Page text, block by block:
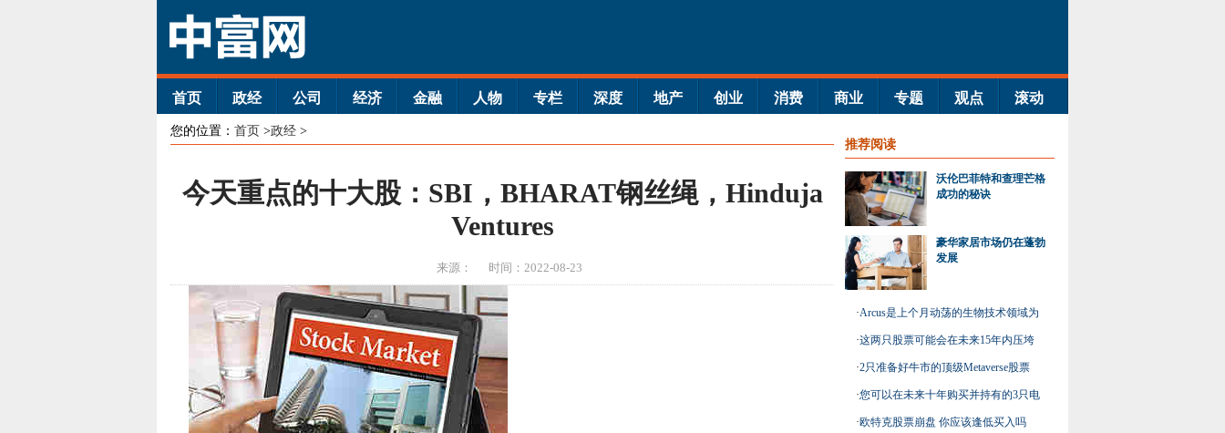
首页 政经 公司 经济 金融 人物 专栏 深度 地产 创业 消费 商业 专题 观点 滚动
您的位置： 首页 >政经 >
今天重点的十大股：SBI，BHARAT钢丝绳，Hinduja
Ventures
来源： 时间：2022-08-23
推荐阅读
沃伦巴菲特和查理芒格
成功的秘诀
豪华家居市场仍在蓬勃
发展
·Arcus是上个月动荡的生物技术领域为
数不多的赢家之一
·这两只股票可能会在未来15年内压垮
市场
·2只准备好牛市的顶级Metaverse股票
·您可以在未来十年购买并持有的3只电
动汽车股票
·欧特克股票崩盘 你应该逢低买入吗